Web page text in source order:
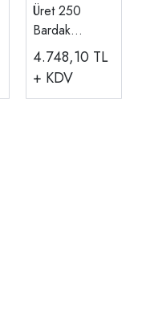
Üret 250
Bardak
Standart Çay
Makinesi CM
250
4.748,10 TL
+ KDV